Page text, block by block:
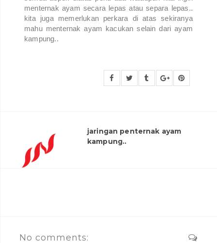
menternak ayam secara lepas atau separa lepas..
kita juga memerlukan perkara di atas sekiranya
mahu menternak ayam kacukan selain dari ayam
kampung..
jaringan penternak ayam
kampung..
No comments: